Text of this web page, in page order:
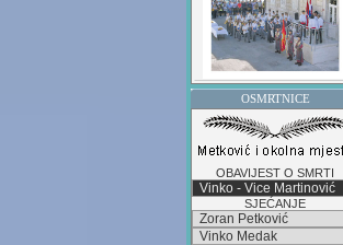
OSMRTNICE
OBAVIJEST O SMRTI
Vinko - Vice Martinović
SJEĆANJE
Zoran Petković
Vinko Medak